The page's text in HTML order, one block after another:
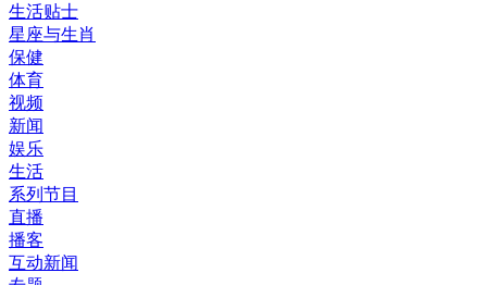
生活贴士
星座与生肖
保健
体育
视频
新闻
娱乐
生活
系列节目
直播
播客
互动新闻